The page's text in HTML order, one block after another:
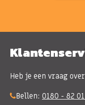
Heb je een vraag
Bellen: 0180 - 82